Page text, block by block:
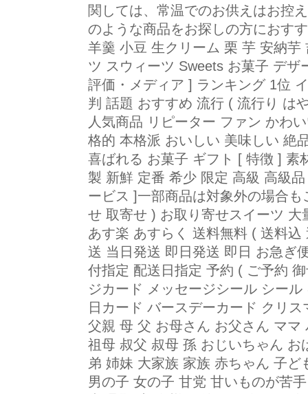
関しては、常温でのお供えはお控
のような商品をお探しの方におす
羊羹 小豆 生クリーム 栗 芋 安納
ツ スウィーツ Sweets お菓子 デ
評価・メディア ] ランキング 1位
判 話題 おすすめ 流行 ( 流行り は
人気商品 リピーター ファン かわ
格的 本格派 おいしい 美味しい 絶
喜ばれる お菓子 ギフト [ 特徴 ] 素
製 新鮮 定番 希少 限定 高級 高級
ービス ]一部商品は対象外の場合
せ 取寄せ ) お取り寄せスイーツ
あす楽 あすらく 送料無料 ( 送料
送 当日発送 即日発送 即日 お急ぎ
付指定 配送日指定 予約 ( ご予約
ジカード メッセージシール シー
日カード バースデーカード クリ
父親 母 父 お母さん お父さん マ
祖母 叔父 叔母 孫 おじいちゃん
弟 姉妹 大家族 家族 赤ちゃん 子
男の子 女の子 甘党 甘いものが苦